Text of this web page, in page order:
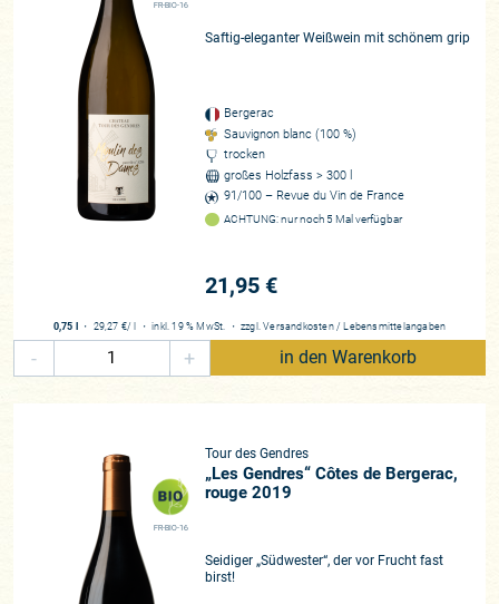
FR-BIO-16
Saftig-eleganter Weißwein mit schönem grip
Bergerac
Sauvignon blanc (100 %)
trocken
großes Holzfass > 300 l
91/100 – Revue du Vin de France
ACHTUNG: nur noch 5 Mal verfügbar
21,95 €
0,75 l ・ 29,27 €/ l ・inkl. 19 % MwSt. ・ zzgl.Versandkosten / Lebensmittelangaben
- + in den Warenkorb
FR-BIO-16
Tour des Gendres
„Les Gendres“ Côtes de Bergerac,
rouge 2019
Seidiger „Südwester“, der vor Frucht fast
birst!